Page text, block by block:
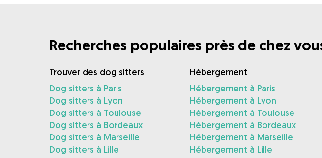
Recherches populaires près de chez
Trouver des dog sitters
Dog sitters à Paris
Dog sitters à Lyon
Dog sitters à Toulouse
Dog sitters à Bordeaux
Dog sitters à Marseille
Dog sitters à Lille
Hébergement
Hébergement à Paris
Hébergement à Lyon
Hébergement à Toulouse
Hébergement à Bordeaux
Hébergement à Marseille
Hébergement à Lille